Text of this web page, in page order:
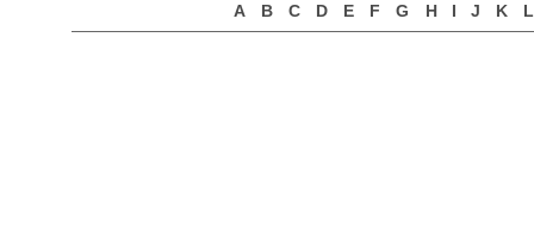
A B C D E F G H I J K